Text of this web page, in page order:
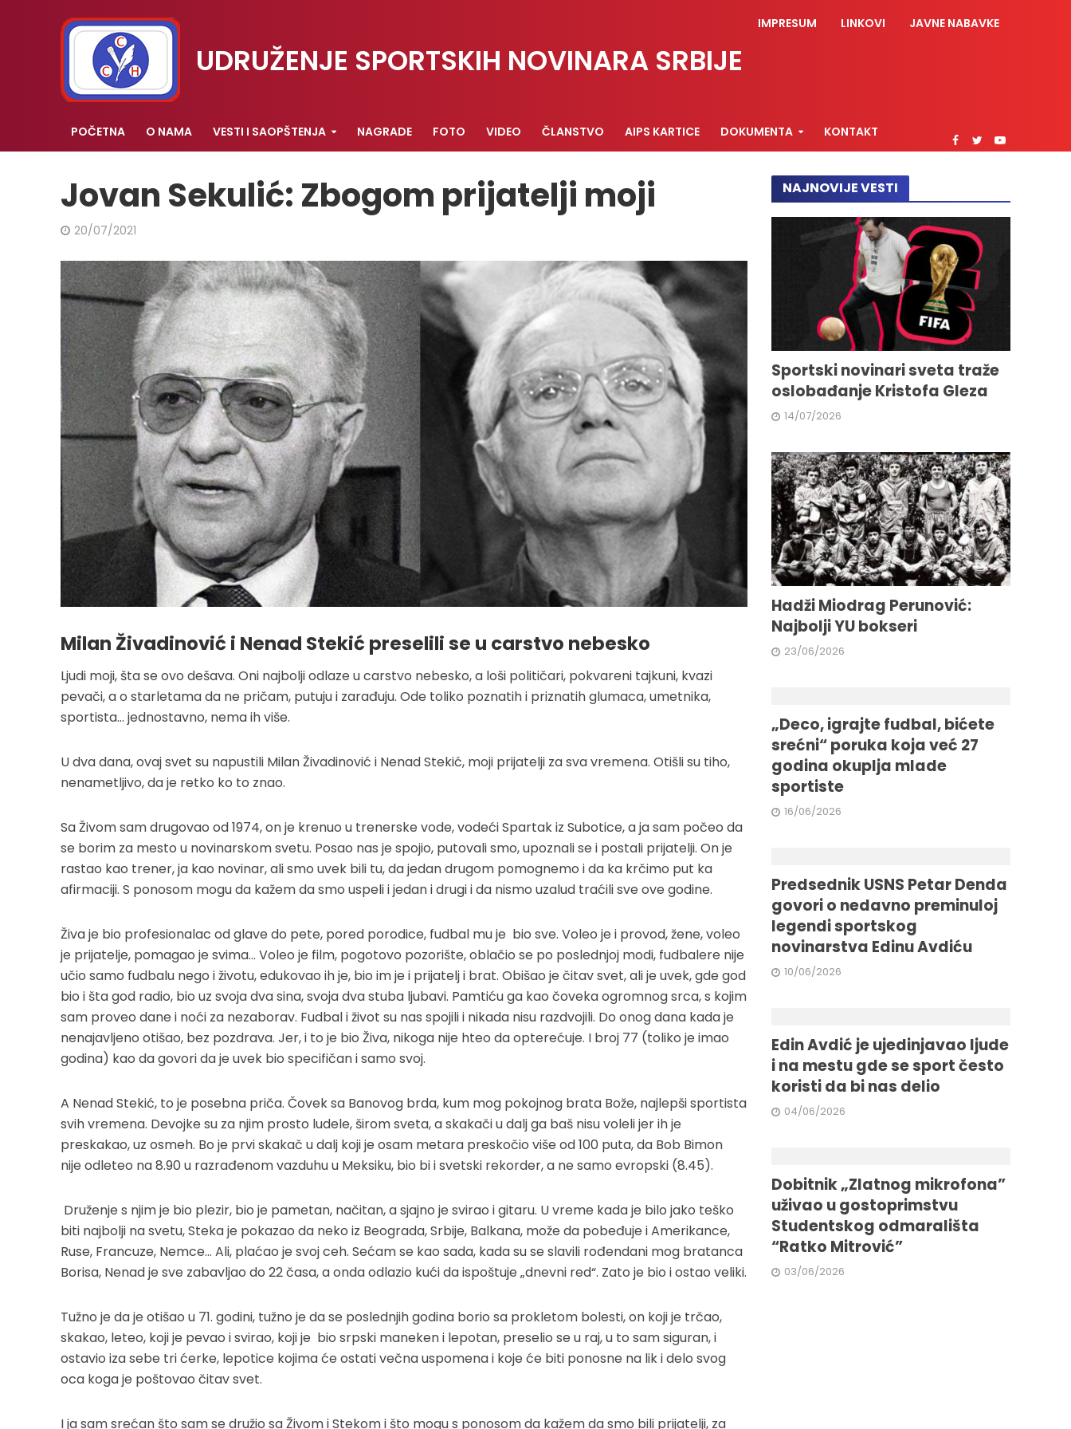
UDRUŽENJE SPORTSKIH NOVINARA SRBIJE
IMPRESUM LINKOVI JAVNE NABAVKE
POČETNA O NAMA VESTI I SAOPŠTENJA NAGRADE FOTO VIDEO ČLANSTVO AIPS KARTICE DOKUMENTA KONTAKT
Jovan Sekulić: Zbogom prijatelji moji
20/07/2021
Milan Živadinović i Nenad Stekić preselili se u carstvo nebesko
Ljudi moji, šta se ovo dešava­. Oni najbolji odlaze u carstvo nebesko, a loši političari, pokvareni tajkuni, kvazi
pevači, a o starletama da ne pričam, putuju i zarađuju. Ode toliko poznatih i priznatih glumaca, umetnika,
sportista… jednostavno, nema ih više.
U dva dana, ovaj svet su napustili Milan Živadinović i Nenad Stekić, moji prijatelji za sva vremena. Otišli su tiho,
nenametljivo, da je retko ko to znao.
Sa Živom sam drugovao od 1974, on je krenuo u trenerske vode, vodeći Spartak iz Subotice, a ja sam počeo da
se borim za mesto u novinarskom svetu. Posao nas je spojio, putovali smo, upoznali se i postali prijatelji. On je
rastao kao trener, ja kao novinar, ali smo uvek bili tu, da jedan drugom pomognemo i da ka krčimo put ka
afirmaciji. S ponosom mogu da kažem da smo uspeli i jedan i drugi i da nismo uzalud traćili sve ove godine.
Živa je bio profesionalac od glave do pete, pored porodice, fudbal mu je bio sve. Voleo je i provod, žene, voleo
je prijatelje, pomagao je svima… Voleo je film, pogotovo pozorište, oblačio se po poslednjoj modi, fudbalere nije
učio samo fudbalu nego i životu, edukovao ih je, bio im je i prijatelj i brat. Obišao je čitav svet, ali je uvek, gde god
bio i šta god radio, bio uz svoja dva sina, svoja dva stuba ljubavi. Pamtiću ga kao čoveka ogromnog srca, s kojim
sam proveo dane i noći za nezaborav. Fudbal i život su nas spojili i nikada nisu razdvojili. Do onog dana kada je
nenajavljeno otišao, bez pozdrava. Jer, i to je bio Živa, nikoga nije hteo da opterećuje. I broj 77 (toliko je imao
godina) kao da govori da je uvek bio specifičan i samo svoj.
A Nenad Stekić, to je posebna priča. Čovek sa Banovog brda, kum mog pokojnog brata Bože, najlepši sportista
svih vremena. Devojke su za njim prosto ludele, širom sveta, a skakači u dalj ga baš nisu voleli jer ih je
preskakao, uz osmeh. Bo je prvi skakač u dalj koji je osam metara preskočio više od 100 puta, da Bob Bimon
nije odleteo na 8.90 u razrađenom vazduhu u Meksiku, bio bi i svetski rekorder, a ne samo evropski (8.45).
Druženje s njim je bio plezir, bio je pametan, načitan, a sjajno je svirao i gitaru. U vreme kada je bilo jako teško
biti najbolji na svetu, Steka je pokazao da neko iz Beograda, Srbije, Balkana, može da pobeđuje i Amerikance,
Ruse, Francuze, Nemce… Ali, plaćao je svoj ceh. Sećam se kao sada, kada su se slavili rođendani mog bratanca
Borisa, Nenad je sve zabavljao do 22 časa, a onda odlazio kući da ispoštuje „dnevni red“. Zato je bio i ostao veliki.
Tužno je da je otišao u 71. godini, tužno je da se poslednjih godina borio sa prokletom bolesti, on koji je trčao,
skakao, leteo, koji je pevao i svirao, koji je bio srpski maneken i lepotan, preselio se u raj, u to sam siguran, i
ostavio iza sebe tri ćerke, lepotice kojima će ostati večna uspomena i koje će biti ponosne na lik i delo svog
oca koga je poštovao čitav svet.
I ja sam srećan što sam se družio sa Živom i Stekom i što mogu s ponosom da kažem da smo bili prijatelji, za
NAJNOVIJE VESTI
Sportski novinari sveta traže
oslobađanje Kristofa Gleza
14/07/2026
Hadži Miodrag Perunović:
Najbolji YU bokseri
23/06/2026
„Deco, igrajte fudbal, bićete
srećni“ poruka koja već 27
godina okuplja mlade
sportiste
16/06/2026
Predsednik USNS Petar Denda
govori o nedavno preminuloj
legendi sportskog
novinarstva Edinu Avdiću
10/06/2026
Edin Avdić je ujedinjavao ljude
i na mestu gde se sport često
koristi da bi nas delio
04/06/2026
Dobitnik „Zlatnog mikrofona”
uživao u gostoprimstvu
Studentskog odmarališta
“Ratko Mitrović”
03/06/2026